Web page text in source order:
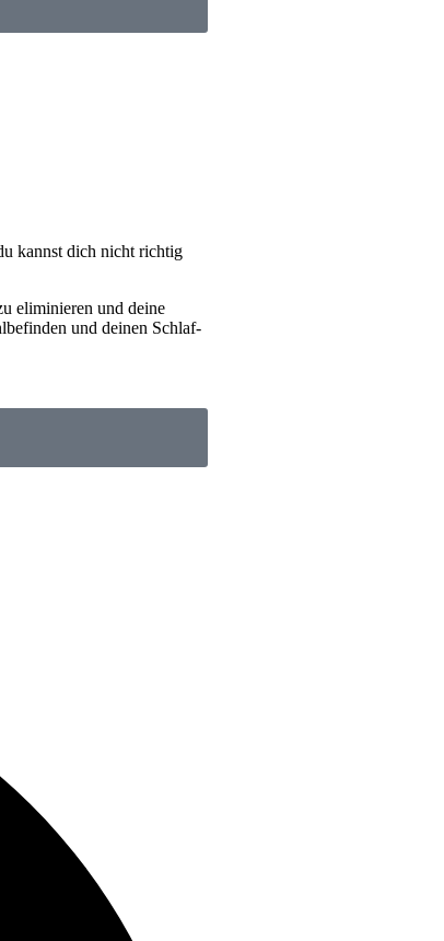
kannst dich nicht richtig
eliminieren und deine
und deinen Schlaf-